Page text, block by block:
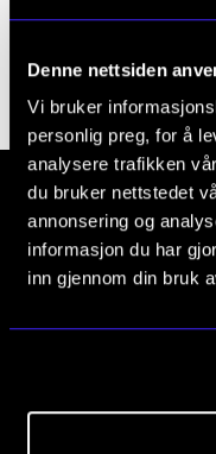
Denne nettsiden
Vi bruker
personlig preg, for å
analysere trafikken
du bruker nettstedet
annonsering og
informasjon du har
inn gjennom din bruk
IN.TUNE
AKTUELT
Arrangementer og
Norges
Slemdalsveien 11